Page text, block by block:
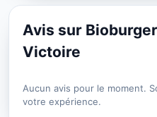
Avis sur Bioburger
Victoire
Aucun avis pour le moment.
votre expérience.